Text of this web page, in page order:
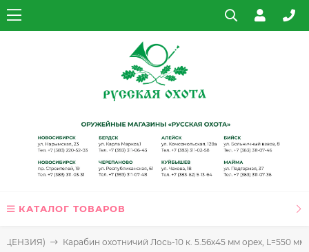
КАТАЛОГ ТОВАРОВ
Карабин охотничий Лось-10 к. 5.56х45 мм орех, L=550 мм